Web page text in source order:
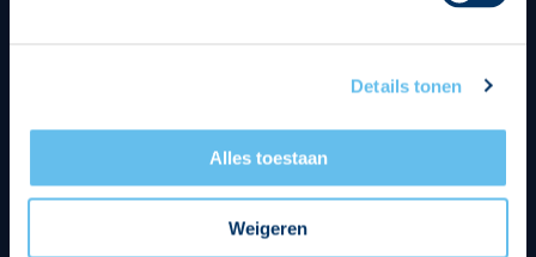
Details tonen
Alles toestaan
Weigeren